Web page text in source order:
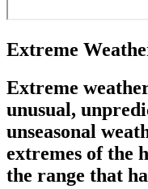
Extreme
Extreme
unusual,
unseasonal
extremes of the
the range that